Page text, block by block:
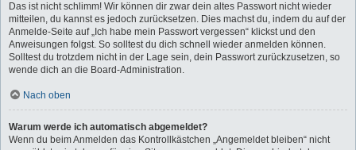
Das ist nicht schlimm! Wir können dir zwar dein altes Passwort nicht wieder
mitteilen, du kannst es jedoch zurücksetzen. Dies machst du, indem du auf der
Anmelde-Seite auf „Ich habe mein Passwort vergessen“ klickst und den
Anweisungen folgst. So solltest du dich schnell wieder anmelden können.
Solltest du trotzdem nicht in der Lage sein, dein Passwort zurückzusetzen, so
wende dich an die Board-Administration.
Nach oben
Warum werde ich automatisch abgemeldet?
Wenn du beim Anmelden das Kontrollkästchen „Angemeldet bleiben“ nicht